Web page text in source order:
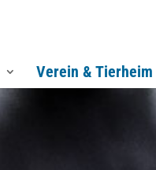
Verein & Tierheim